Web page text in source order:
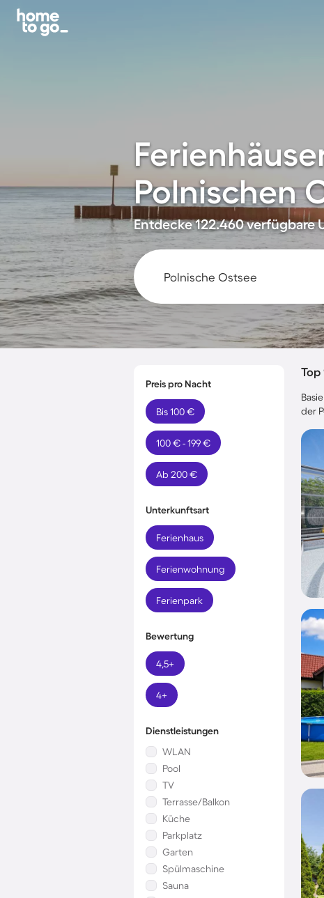
Polnischen
Entdecke 122.460
Preis pro Nacht
Bis 100 €
100 € - 199 €
Ab 200 €
Unterkunftsart
Ferienhaus
Ferienwohnung
Ferienpark
Bewertung
4,5+
4+
Dienstleistungen
WLAN
Pool
TV
Terrasse/Balkon
Küche
Parkplatz
Garten
Spülmaschine
Sauna
der